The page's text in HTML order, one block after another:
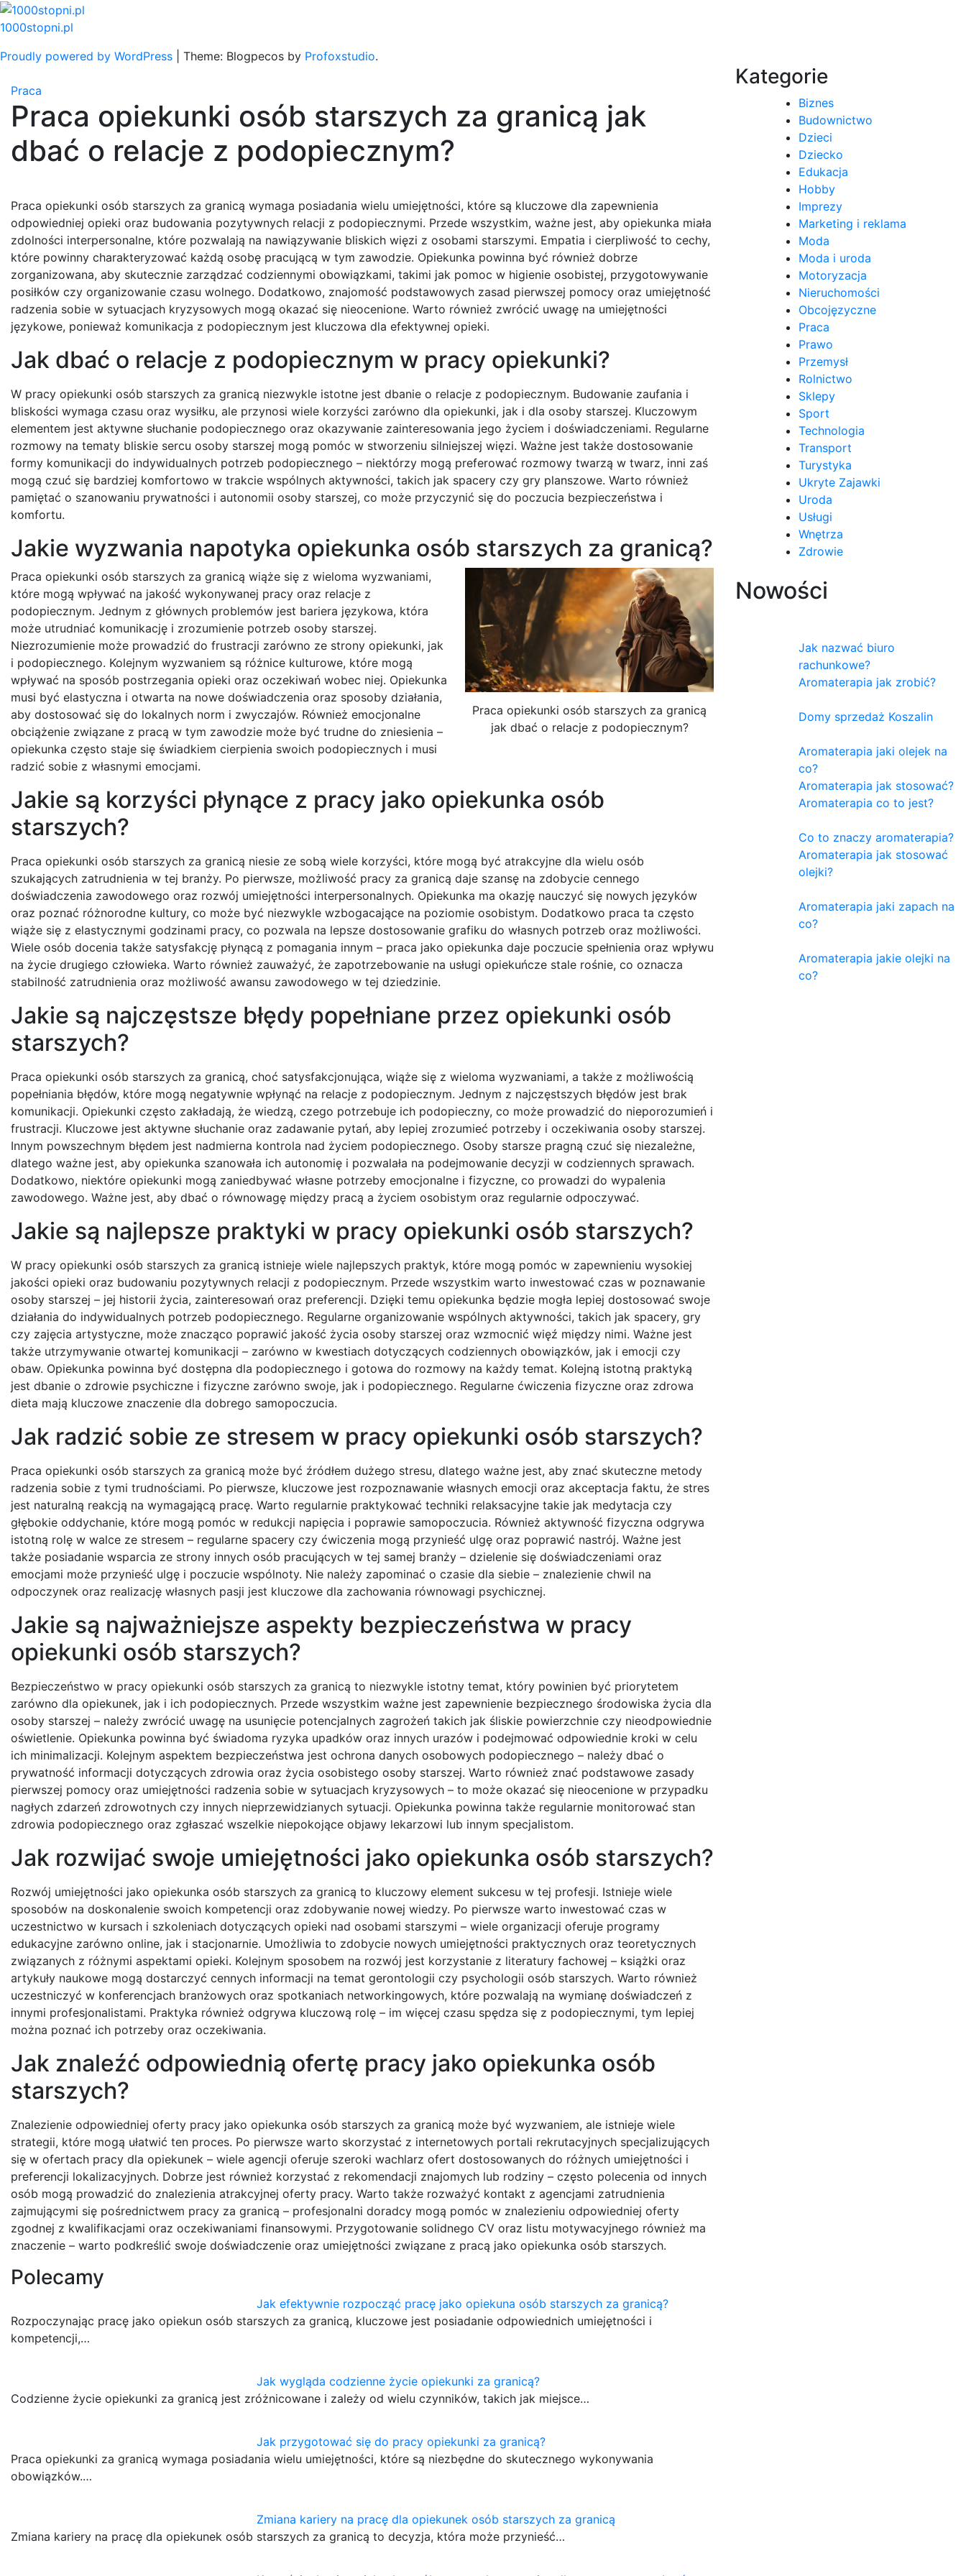
Skip
to
1000stopni.pl
Proudly powered by WordPress
Theme: Blogpecos by Profoxstudio.
Praca
Praca opiekunki osób starszych za granicą jak
dbać o relacje z podopiecznym?
Praca opiekunki osób starszych za granicą wymaga posiadania wielu umiejętności, które są kluczowe dla zapewnienia
odpowiedniej opieki oraz budowania pozytywnych relacji z podopiecznymi. Przede wszystkim, ważne jest, aby opiekunka miała
zdolności interpersonalne, które pozwalają na nawiązywanie bliskich więzi z osobami starszymi. Empatia i cierpliwość to cechy,
które powinny charakteryzować każdą osobę pracującą w tym zawodzie. Opiekunka powinna być również dobrze
zorganizowana, aby skutecznie zarządzać codziennymi obowiązkami, takimi jak pomoc w higienie osobistej, przygotowywanie
posiłków czy organizowanie czasu wolnego. Dodatkowo, znajomość podstawowych zasad pierwszej pomocy oraz umiejętność
radzenia sobie w sytuacjach kryzysowych mogą okazać się nieocenione. Warto również zwrócić uwagę na umiejętności
językowe, ponieważ komunikacja z podopiecznym jest kluczowa dla efektywnej opieki.
Jak dbać o relacje z podopiecznym w pracy opiekunki?
W pracy opiekunki osób starszych za granicą niezwykle istotne jest dbanie o relacje z podopiecznym. Budowanie zaufania i
bliskości wymaga czasu oraz wysiłku, ale przynosi wiele korzyści zarówno dla opiekunki, jak i dla osoby starszej. Kluczowym
elementem jest aktywne słuchanie podopiecznego oraz okazywanie zainteresowania jego życiem i doświadczeniami. Regularne
rozmowy na tematy bliskie sercu osoby starszej mogą pomóc w stworzeniu silniejszej więzi. Ważne jest także dostosowanie
formy komunikacji do indywidualnych potrzeb podopiecznego – niektórzy mogą preferować rozmowy twarzą w twarz, inni zaś
mogą czuć się bardziej komfortowo w trakcie wspólnych aktywności, takich jak spacery czy gry planszowe. Warto również
pamiętać o szanowaniu prywatności i autonomii osoby starszej, co może przyczynić się do poczucia bezpieczeństwa i
komfortu.
Jakie wyzwania napotyka opiekunka osób starszych za granicą?
Praca opiekunki osób starszych za granicą
jak dbać o relacje z podopiecznym?
Praca opiekunki osób starszych za granicą wiąże się z wieloma wyzwaniami,
które mogą wpływać na jakość wykonywanej pracy oraz relacje z
podopiecznym. Jednym z głównych problemów jest bariera językowa, która
może utrudniać komunikację i zrozumienie potrzeb osoby starszej.
Niezrozumienie może prowadzić do frustracji zarówno ze strony opiekunki, jak
i podopiecznego. Kolejnym wyzwaniem są różnice kulturowe, które mogą
wpływać na sposób postrzegania opieki oraz oczekiwań wobec niej. Opiekunka
musi być elastyczna i otwarta na nowe doświadczenia oraz sposoby działania,
aby dostosować się do lokalnych norm i zwyczajów. Również emocjonalne
obciążenie związane z pracą w tym zawodzie może być trudne do zniesienia –
opiekunka często staje się świadkiem cierpienia swoich podopiecznych i musi
radzić sobie z własnymi emocjami.
Jakie są korzyści płynące z pracy jako opiekunka osób
starszych?
Praca opiekunki osób starszych za granicą niesie ze sobą wiele korzyści, które mogą być atrakcyjne dla wielu osób
szukających zatrudnienia w tej branży. Po pierwsze, możliwość pracy za granicą daje szansę na zdobycie cennego
doświadczenia zawodowego oraz rozwój umiejętności interpersonalnych. Opiekunka ma okazję nauczyć się nowych języków
oraz poznać różnorodne kultury, co może być niezwykle wzbogacające na poziomie osobistym. Dodatkowo praca ta często
wiąże się z elastycznymi godzinami pracy, co pozwala na lepsze dostosowanie grafiku do własnych potrzeb oraz możliwości.
Wiele osób docenia także satysfakcję płynącą z pomagania innym – praca jako opiekunka daje poczucie spełnienia oraz wpływu
na życie drugiego człowieka. Warto również zauważyć, że zapotrzebowanie na usługi opiekuńcze stale rośnie, co oznacza
stabilność zatrudnienia oraz możliwość awansu zawodowego w tej dziedzinie.
Jakie są najczęstsze błędy popełniane przez opiekunki osób
starszych?
Praca opiekunki osób starszych za granicą, choć satysfakcjonująca, wiąże się z wieloma wyzwaniami, a także z możliwością
popełniania błędów, które mogą negatywnie wpłynąć na relacje z podopiecznym. Jednym z najczęstszych błędów jest brak
komunikacji. Opiekunki często zakładają, że wiedzą, czego potrzebuje ich podopieczny, co może prowadzić do nieporozumień i
frustracji. Kluczowe jest aktywne słuchanie oraz zadawanie pytań, aby lepiej zrozumieć potrzeby i oczekiwania osoby starszej.
Innym powszechnym błędem jest nadmierna kontrola nad życiem podopiecznego. Osoby starsze pragną czuć się niezależne,
dlatego ważne jest, aby opiekunka szanowała ich autonomię i pozwalała na podejmowanie decyzji w codziennych sprawach.
Dodatkowo, niektóre opiekunki mogą zaniedbywać własne potrzeby emocjonalne i fizyczne, co prowadzi do wypalenia
zawodowego. Ważne jest, aby dbać o równowagę między pracą a życiem osobistym oraz regularnie odpoczywać.
Jakie są najlepsze praktyki w pracy opiekunki osób starszych?
W pracy opiekunki osób starszych za granicą istnieje wiele najlepszych praktyk, które mogą pomóc w zapewnieniu wysokiej
jakości opieki oraz budowaniu pozytywnych relacji z podopiecznym. Przede wszystkim warto inwestować czas w poznawanie
osoby starszej – jej historii życia, zainteresowań oraz preferencji. Dzięki temu opiekunka będzie mogła lepiej dostosować swoje
działania do indywidualnych potrzeb podopiecznego. Regularne organizowanie wspólnych aktywności, takich jak spacery, gry
czy zajęcia artystyczne, może znacząco poprawić jakość życia osoby starszej oraz wzmocnić więź między nimi. Ważne jest
także utrzymywanie otwartej komunikacji – zarówno w kwestiach dotyczących codziennych obowiązków, jak i emocji czy
obaw. Opiekunka powinna być dostępna dla podopiecznego i gotowa do rozmowy na każdy temat. Kolejną istotną praktyką
jest dbanie o zdrowie psychiczne i fizyczne zarówno swoje, jak i podopiecznego. Regularne ćwiczenia fizyczne oraz zdrowa
dieta mają kluczowe znaczenie dla dobrego samopoczucia.
Jak radzić sobie ze stresem w pracy opiekunki osób starszych?
Praca opiekunki osób starszych za granicą może być źródłem dużego stresu, dlatego ważne jest, aby znać skuteczne metody
radzenia sobie z tymi trudnościami. Po pierwsze, kluczowe jest rozpoznawanie własnych emocji oraz akceptacja faktu, że stres
jest naturalną reakcją na wymagającą pracę. Warto regularnie praktykować techniki relaksacyjne takie jak medytacja czy
głębokie oddychanie, które mogą pomóc w redukcji napięcia i poprawie samopoczucia. Również aktywność fizyczna odgrywa
istotną rolę w walce ze stresem – regularne spacery czy ćwiczenia mogą przynieść ulgę oraz poprawić nastrój. Ważne jest
także posiadanie wsparcia ze strony innych osób pracujących w tej samej branży – dzielenie się doświadczeniami oraz
emocjami może przynieść ulgę i poczucie wspólnoty. Nie należy zapominać o czasie dla siebie – znalezienie chwil na
odpoczynek oraz realizację własnych pasji jest kluczowe dla zachowania równowagi psychicznej.
Jakie są najważniejsze aspekty bezpieczeństwa w pracy
opiekunki osób starszych?
Bezpieczeństwo w pracy opiekunki osób starszych za granicą to niezwykle istotny temat, który powinien być priorytetem
zarówno dla opiekunek, jak i ich podopiecznych. Przede wszystkim ważne jest zapewnienie bezpiecznego środowiska życia dla
osoby starszej – należy zwrócić uwagę na usunięcie potencjalnych zagrożeń takich jak śliskie powierzchnie czy nieodpowiednie
oświetlenie. Opiekunka powinna być świadoma ryzyka upadków oraz innych urazów i podejmować odpowiednie kroki w celu
ich minimalizacji. Kolejnym aspektem bezpieczeństwa jest ochrona danych osobowych podopiecznego – należy dbać o
prywatność informacji dotyczących zdrowia oraz życia osobistego osoby starszej. Warto również znać podstawowe zasady
pierwszej pomocy oraz umiejętności radzenia sobie w sytuacjach kryzysowych – to może okazać się nieocenione w przypadku
nagłych zdarzeń zdrowotnych czy innych nieprzewidzianych sytuacji. Opiekunka powinna także regularnie monitorować stan
zdrowia podopiecznego oraz zgłaszać wszelkie niepokojące objawy lekarzowi lub innym specjalistom.
Jak rozwijać swoje umiejętności jako opiekunka osób starszych?
Rozwój umiejętności jako opiekunka osób starszych za granicą to kluczowy element sukcesu w tej profesji. Istnieje wiele
sposobów na doskonalenie swoich kompetencji oraz zdobywanie nowej wiedzy. Po pierwsze warto inwestować czas w
uczestnictwo w kursach i szkoleniach dotyczących opieki nad osobami starszymi – wiele organizacji oferuje programy
edukacyjne zarówno online, jak i stacjonarnie. Umożliwia to zdobycie nowych umiejętności praktycznych oraz teoretycznych
związanych z różnymi aspektami opieki. Kolejnym sposobem na rozwój jest korzystanie z literatury fachowej – książki oraz
artykuły naukowe mogą dostarczyć cennych informacji na temat gerontologii czy psychologii osób starszych. Warto również
uczestniczyć w konferencjach branżowych oraz spotkaniach networkingowych, które pozwalają na wymianę doświadczeń z
innymi profesjonalistami. Praktyka również odgrywa kluczową rolę – im więcej czasu spędza się z podopiecznymi, tym lepiej
można poznać ich potrzeby oraz oczekiwania.
Jak znaleźć odpowiednią ofertę pracy jako opiekunka osób
starszych?
Znalezienie odpowiedniej oferty pracy jako opiekunka osób starszych za granicą może być wyzwaniem, ale istnieje wiele
strategii, które mogą ułatwić ten proces. Po pierwsze warto skorzystać z internetowych portali rekrutacyjnych specjalizujących
się w ofertach pracy dla opiekunek – wiele agencji oferuje szeroki wachlarz ofert dostosowanych do różnych umiejętności i
preferencji lokalizacyjnych. Dobrze jest również korzystać z rekomendacji znajomych lub rodziny – często polecenia od innych
osób mogą prowadzić do znalezienia atrakcyjnej oferty pracy. Warto także rozważyć kontakt z agencjami zatrudnienia
zajmującymi się pośrednictwem pracy za granicą – profesjonalni doradcy mogą pomóc w znalezieniu odpowiedniej oferty
zgodnej z kwalifikacjami oraz oczekiwaniami finansowymi. Przygotowanie solidnego CV oraz listu motywacyjnego również ma
znaczenie – warto podkreślić swoje doświadczenie oraz umiejętności związane z pracą jako opiekunka osób starszych.
Polecamy
Jak efektywnie rozpocząć pracę jako opiekuna osób starszych za granicą?
Rozpoczynając pracę jako opiekun osób starszych za granicą, kluczowe jest posiadanie odpowiednich umiejętności i
kompetencji,…
Jak wygląda codzienne życie opiekunki za granicą?
Codzienne życie opiekunki za granicą jest zróżnicowane i zależy od wielu czynników, takich jak miejsce…
Jak przygotować się do pracy opiekunki za granicą?
Praca opiekunki za granicą wymaga posiadania wielu umiejętności, które są niezbędne do skutecznego wykonywania
obowiązków.…
Zmiana kariery na pracę dla opiekunek osób starszych za granicą
Zmiana kariery na pracę dla opiekunek osób starszych za granicą to decyzja, która może przynieść…
Kategorie
Biznes
Budownictwo
Dzieci
Dziecko
Edukacja
Hobby
Imprezy
Marketing i reklama
Moda
Moda i uroda
Motoryzacja
Nieruchomości
Obcojęzyczne
Praca
Prawo
Przemysł
Rolnictwo
Sklepy
Sport
Technologia
Transport
Turystyka
Ukryte Zajawki
Uroda
Usługi
Wnętrza
Zdrowie
Nowości
Jak nazwać biuro
rachunkowe?
Aromaterapia jak zrobić?
Domy sprzedaż Koszalin
Aromaterapia jaki olejek na
co?
Aromaterapia jak stosować?
Aromaterapia co to jest?
Co to znaczy aromaterapia?
Aromaterapia jak stosować
olejki?
Aromaterapia jaki zapach na
co?
Aromaterapia jakie olejki na
co?